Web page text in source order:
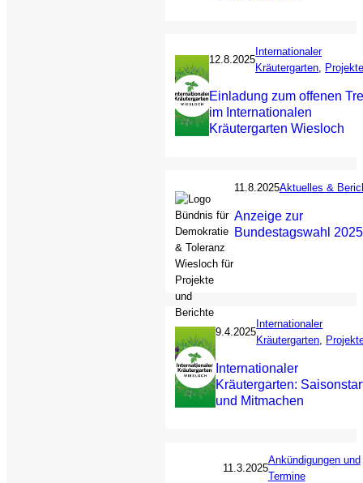
12.8.2025
Internationaler
Kräutergarten,
Einladung zum offenen
im Internationalen
Kräutergarten Wiesloch
11.8.2025Aktuelles &
Anzeige zur
Bundestagswahl 2025
9.4.2025
Internationaler
Kräutergarten
Internationaler
Kräutergarten:
und Mitmachen
11.3.2025
Ankündigungen und
Termine